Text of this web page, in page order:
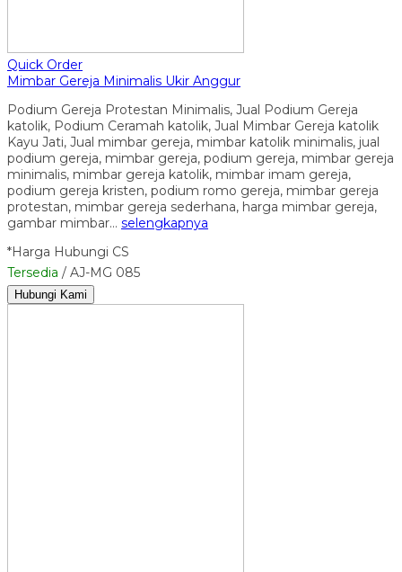
Quick Order
Mimbar Gereja Minimalis Ukir Anggur
Podium Gereja Protestan Minimalis, Jual Podium Gereja
katolik, Podium Ceramah katolik, Jual Mimbar Gereja katolik
Kayu Jati, Jual mimbar gereja, mimbar katolik minimalis, jual
podium gereja, mimbar gereja, podium gereja, mimbar gereja
minimalis, mimbar gereja katolik, mimbar imam gereja,
podium gereja kristen, podium romo gereja, mimbar gereja
protestan, mimbar gereja sederhana, harga mimbar gereja,
gambar mimbar… selengkapnya
*Harga Hubungi CS
Tersedia / AJ-MG 085
Hubungi Kami